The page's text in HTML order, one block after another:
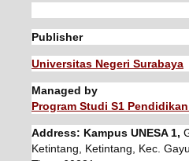
Publisher
Universitas Negeri Surabaya
Managed by
Program Studi S1
Address: Kampus UNESA 1,
Ketintang, Ketintang, Kec.